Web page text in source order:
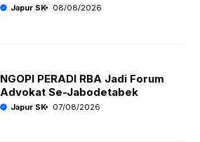
Japur SK 08/08/2026
NGOPI PERADI RBA Jadi Forum
Advokat Se-Jabodetabek
Japur SK 07/08/2026